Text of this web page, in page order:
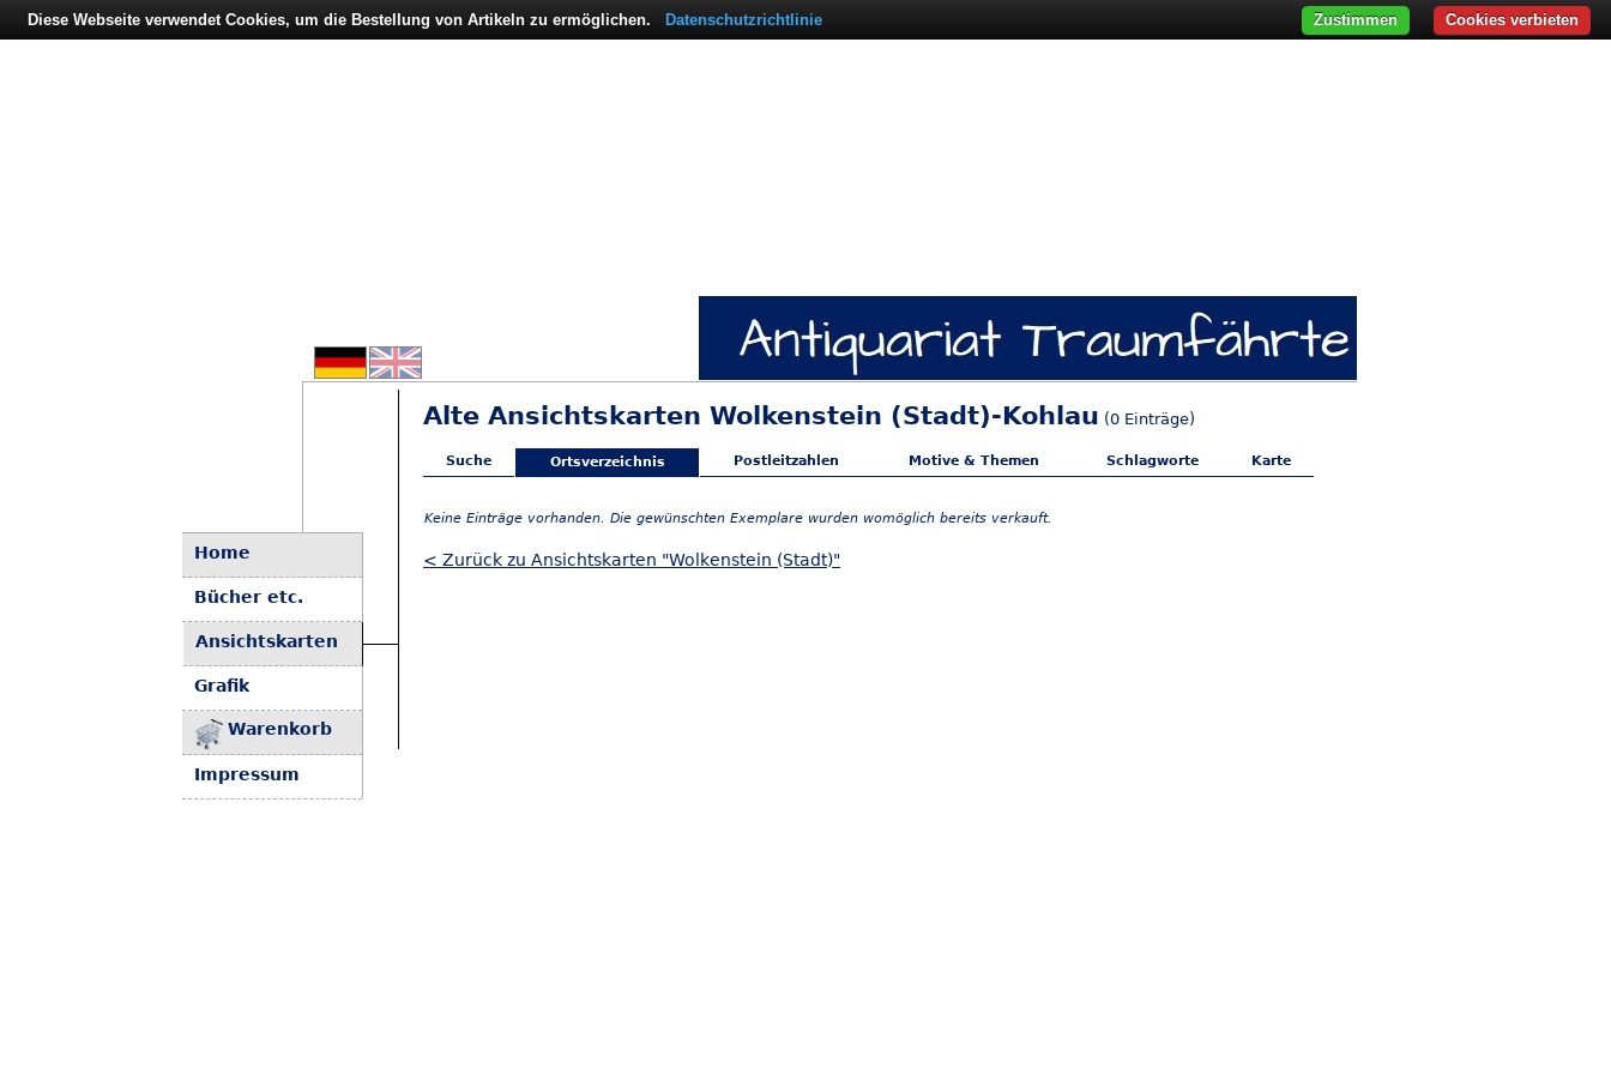
Home
Bücher etc.
Ansichtskarten
Grafik
Warenkorb
Impressum
Alte Ansichtskarten Wolkenstein (Stadt)-Kohlau (0 Einträge)
Suche Ortsverzeichnis Postleitzahlen Motive & Themen Schlagworte Karte
Keine Einträge vorhanden. Die gewünschten Exemplare wurden womöglich bereits verkauft.
< Zurück zu Ansichtskarten "Wolkenstein (Stadt)"
Diese Webseite verwendet Cookies, um die Bestellung von Artikeln zu ermöglichen. Datenschutzrichtlinie Cookies verbieten
Zustimmen